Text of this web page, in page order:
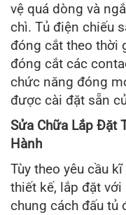
vệ quá dòng và
chì. Tủ điện chiếu
đóng cắt theo thời
đóng cắt các
chức năng đóng
được cài đặt sẵn
Sửa Chữa Lắp Đặt
Hành
Tùy theo yêu cầu
thiết kế, lắp đặt
chung cách đấu tủ